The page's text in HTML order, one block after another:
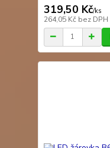
319,50 Kč/ks
264,05 Kč bez DPH